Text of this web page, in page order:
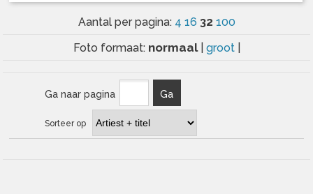
Aantal per pagina: 4 16 32 100
Foto formaat: normaal groot
Ga naar pagina Ga
Sorteer op